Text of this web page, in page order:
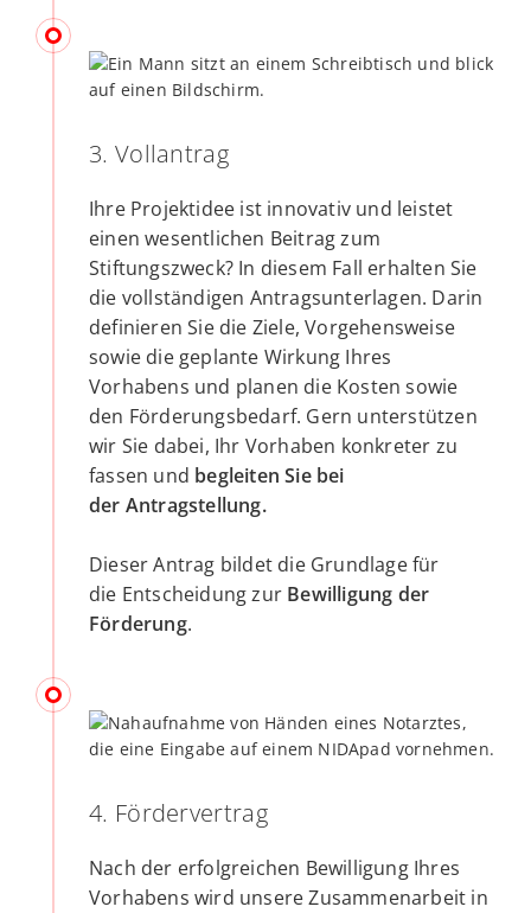
3. Vollantrag
Ihre Projektidee ist innovativ und leistet
einen wesentlichen Beitrag zum
Stiftungszweck? In diesem Fall erhalten Sie
die vollständigen Antragsunterlagen. Darin
definieren Sie die Ziele, Vorgehensweise
sowie die geplante Wirkung Ihres
Vorhabens und planen die Kosten sowie
den Förderungsbedarf. Gern unterstützen
wir Sie dabei, Ihr Vorhaben konkreter zu
fassen und begleiten Sie bei
der Antragstellung.
Dieser Antrag bildet die Grundlage für
die Entscheidung zur Bewilligung der
Förderung.
4. Fördervertrag
Nach der erfolgreichen Bewilligung Ihres
Vorhabens wird unsere Zusammenarbeit in